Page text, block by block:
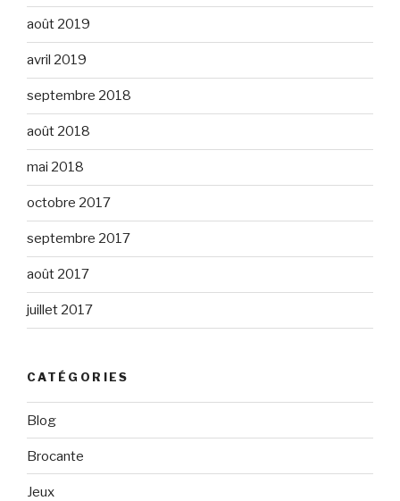
août 2019
avril 2019
septembre 2018
août 2018
mai 2018
octobre 2017
septembre 2017
août 2017
juillet 2017
CATÉGORIES
Blog
Brocante
Jeux